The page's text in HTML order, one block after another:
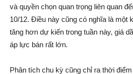
và quyền chọn quan trọng liên quan
10/12. Điều này cũng có nghĩa là một
tăng hơn dự kiến ​​trong tuần này, giá
áp lực bán rất lớn.
Phân tích chu kỳ cũng chỉ ra thời